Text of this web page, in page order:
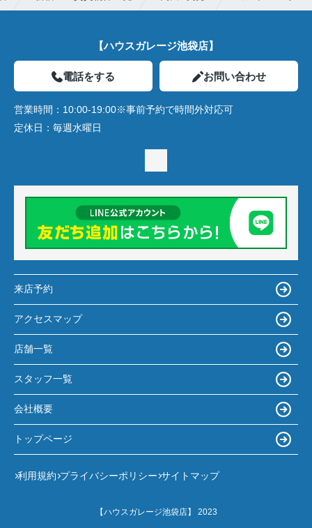
【ハウスガレージ池袋店】
電話をする お問い合わせ
営業時間： 10:00-19:00※事前予約で時間外対応可
定休日： 毎週水曜日
来店予約
アクセスマップ
店舗一覧
スタッフ一覧
会社概要
トップページ
利用規約 プライバシーポリシー サイトマップ
【ハウスガレージ池袋店】 2023